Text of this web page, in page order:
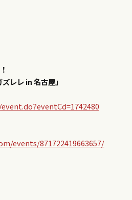
レレ in 名古屋」
events/871722419663657/